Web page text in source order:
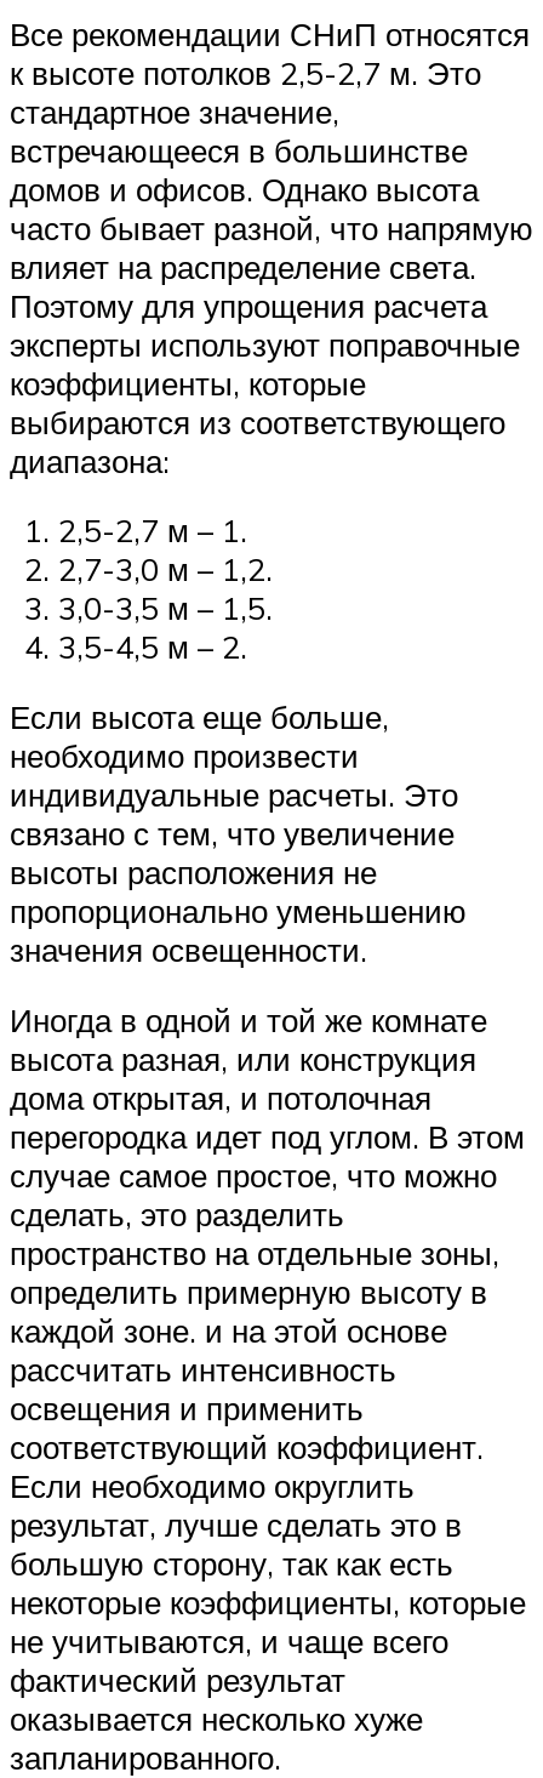
Все рекомендации СНиП относятся
к высоте потолков 2,5-2,7 м. Это
стандартное значение,
встречающееся в большинстве
домов и офисов. Однако высота
часто бывает разной, что напрямую
влияет на распределение света.
Поэтому для упрощения расчета
эксперты используют поправочные
коэффициенты, которые
выбираются из соответствующего
диапазона:
2,5-2,7 м – 1.
2,7-3,0 м – 1,2.
3,0-3,5 м – 1,5.
3,5-4,5 м – 2.
Если высота еще больше,
необходимо произвести
индивидуальные расчеты. Это
связано с тем, что увеличение
высоты расположения не
пропорционально уменьшению
значения освещенности.
Иногда в одной и той же комнате
высота разная, или конструкция
дома открытая, и потолочная
перегородка идет под углом. В этом
случае самое простое, что можно
сделать, это разделить
пространство на отдельные зоны,
определить примерную высоту в
каждой зоне. и на этой основе
рассчитать интенсивность
освещения и применить
соответствующий коэффициент.
Если необходимо округлить
результат, лучше сделать это в
большую сторону, так как есть
некоторые коэффициенты, которые
не учитываются, и чаще всего
фактический результат
оказывается несколько хуже
запланированного.